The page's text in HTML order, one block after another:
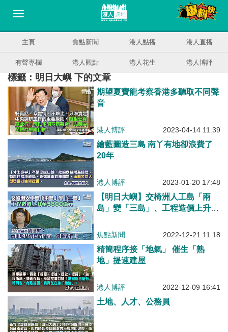
主頁 焦點新聞 港人點播 港人直播
有聲專欄 港人觀點 港人花生 港人博評
標籤：明日大嶼 下的文章
期望夏寶龍考察香港多聽取不同聲
音
港人博評 2023-04-14 11:39
繪藍圖造三島 南丫有地卻浪費了
20年
港人博評 2023-01-20 17:48
【明日大嶼】交椅洲人工島「兩
島」變「三島」、工程造價上升至
於成本，值得支持！
焦點新聞 2022-12-21 11:18
精簡程序接「地氣」 催生「熟
地」提速建屋
港人博評 2022-12-09 16:41
土地、人才、公務員